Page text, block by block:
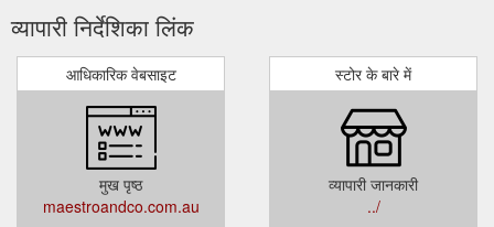
व्यापारी निर्देशिका लिंक
आधिकारिक वेबसाइट
मुख पृष्ठ
maestroandco.com.au
स्टोर के बारे में
व्यापारी जानकारी
../